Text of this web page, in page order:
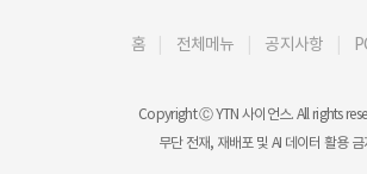
홈 전체메뉴 공지사항
Copyright Ⓒ YTN 사이언스. All rights
무단 전재, 재배포 및 AI 데이터 활용 금